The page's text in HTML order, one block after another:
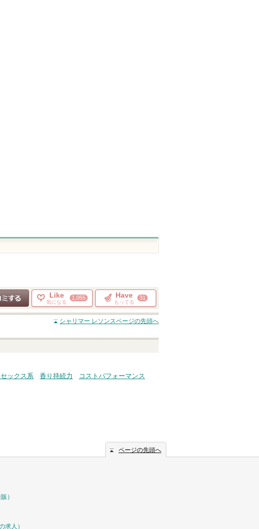
ティミューン パワラ
らせがあ
コミする
Like
気になる
1,055 Have
もってる
31
シャリマー レソンスページの先頭へ
ックス系 香り持続力
コストパフォーマンス
ページの先頭へ
）
求人）